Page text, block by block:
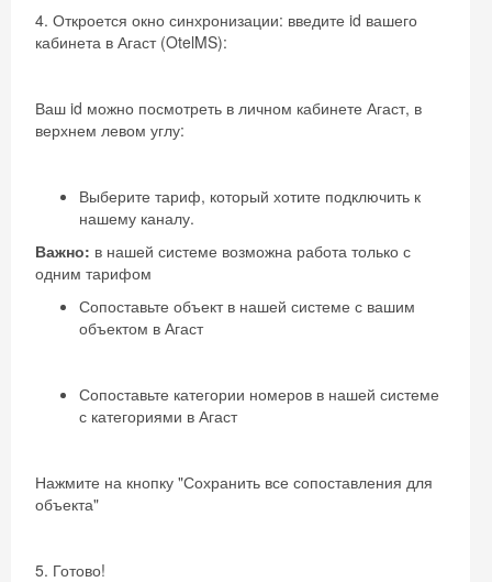
4. Откроется окно синхронизации: введите id вашего
кабинета в Агаст (OtelMS):
Ваш id можно посмотреть в личном кабинете Агаст, в
верхнем левом углу:
Выберите тариф, который хотите подключить к
нашему каналу.
Важно: в нашей системе возможна работа только с
одним тарифом
Сопоставьте объект в нашей системе с вашим
объектом в Агаст
Сопоставьте категории номеров в нашей системе
с категориями в Агаст
Нажмите на кнопку "Сохранить все сопоставления для
объекта"
5. Готово!